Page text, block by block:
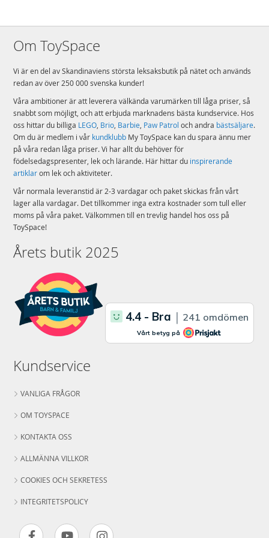
Mer
information
Modell
Varumärke LEGO
Om ToySpace
Vi är en del av Skandinaviens största leksaksbutik på nätet och används
redan av över 250 000 svenska kunder!
Våra ambitioner är att leverera välkända varumärken till låga priser, så
snabbt som möjligt, och att erbjuda marknadens bästa kundservice. Hos
oss hittar du billiga LEGO, Brio, Barbie, Paw Patrol och andra bästsäljare.
Om du är medlem i vår kundklubb My ToySpace kan du spara ännu mer
på våra redan låga priser. Vi har allt du behöver för
födelsedagspresenter, lek och lärande. Här hittar du inspirerande
artiklarom lek och aktiviteter.
Vår normala leveranstid är 2-3 vardagar och paket skickas från vårt
lager alla vardagar. Det tillkommer inga extra kostnader som tull eller
moms på våra paket. Välkommen till en trevlig handel hos oss på
ToySpace!
Årets butik 2025
Kundservice
VANLIGA FRÅGOR
OM TOYSPACE
KONTAKTA OSS
ALLMÄNNA VILLKOR
COOKIES OCH SEKRETESS
INTEGRITETSPOLICY